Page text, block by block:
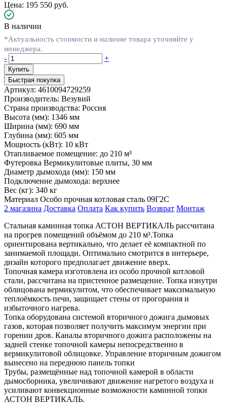
Цена: 195 550 руб.
В наличии
*Актуальность стоимости и наличие товара уточняйте у
менеджера.
-
+
Быстрая покупка
Артикул: 4610094729259
Производитель: Везувий
Страна производства: Россия
Высота (мм): 1346 мм
Ширина (мм): 690 мм
Глубина (мм): 605 мм
Мощность (кВт): 10 кВт
Отапливаемое помещение: до 210 м³
Футеровка Вермикулитовые плиты, 30 мм
Диаметр дымохода (мм): 150 мм
Подключение дымохода: верхнее
Вес (кг): 340 кг
Материал Особо прочная котловая сталь 09Г2С
2 магазина Доставка Оплата Как купить Возврат Монтаж
Стальная каминная топка АСТОН ВЕРТИКАЛЬ рассчитана
на прогрев помещений объёмом до 210 м³.Топка
ориентирована вертикально, что делает её компактной по
занимаемой площади. Оптимально смотрится в интерьере,
дизайн которого предполагает движение вверх.
Топочная камера изготовлена из особо прочной котловой
стали, рассчитана на пристенное размещение. Топка изнутри
облицована вермикулитом, что обеспечивает максимальную
теплоёмкость печи, защищает стены от прогорания и
избыточного нагрева.
Топка оборудована системой вторичного дожига дымовых
газов, которая позволяет получить максимум энергии при
горении дров. Каналы вторичного дожига расположены на
задней стенке топочной камеры непосредственно в
вермикулитовой облицовке. Управление вторичным дожигом
вынесено на переднюю панель топки
Трубы, размещённые над топочной камерой в области
дымосборника, увеличивают движение нагретого воздуха и
усиливают конвекционные возможности каминной топки
АСТОН ВЕРТИКАЛЬ.